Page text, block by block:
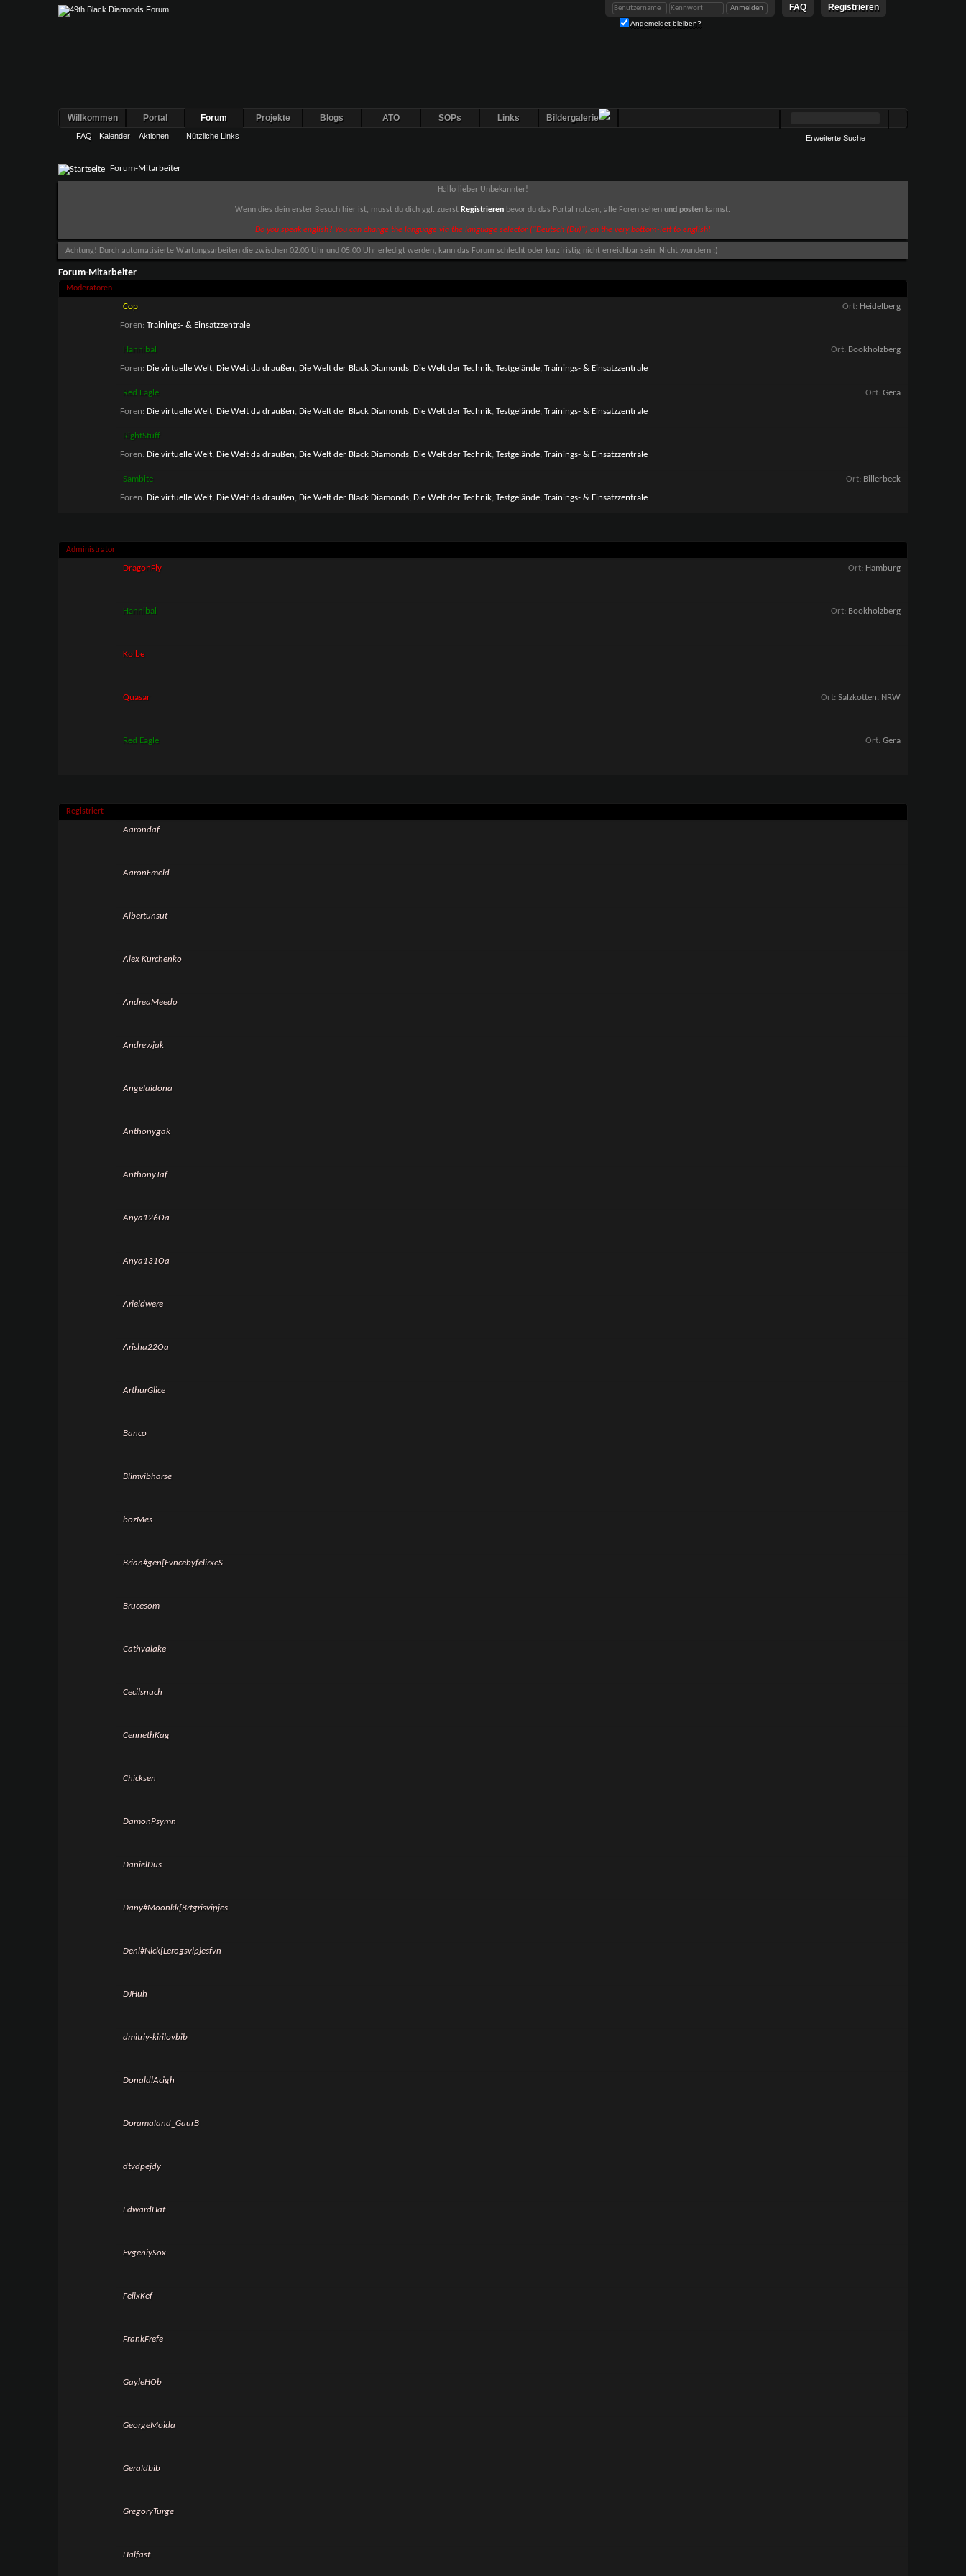
Registrieren
FAQ
Angemeldet bleiben?
Willkommen Portal Forum
FAQ Kalender Aktionen Nützliche Links
Projekte Blogs ATO SOPs Links Bildergalerie
Erweiterte Suche
Forum-Mitarbeiter
Hallo lieber Unbekannter!
Wenn dies dein erster Besuch hier ist, musst du dich ggf. zuerst Registrieren bevor du das Portal nutzen, alle Foren sehenund posten kannst.
Do you speak english? You can change the language via the language selector ("Deutsch (Du)") on the very bottom-left to english!
Achtung! Durch automatisierte Wartungsarbeiten die zwischen 02.00 Uhr und 05.00 Uhr erledigt werden, kann das Forum schlecht oder kurzfristig nicht erreichbar sein. Nicht wundern :)
Forum-Mitarbeiter
Moderatoren
Ort Heidelberg
Cop
Foren: Trainings- & Einsatzzentrale
Ort Bookholzberg
Hannibal
Foren: Die virtuelle Welt Die Welt da draußen Die Welt der Black Diamonds Die Welt der Technik Testgelände Trainings- & Einsatzzentrale
Ort Gera
Red Eagle
Foren: Die virtuelle Welt Die Welt da draußen Die Welt der Black Diamonds Die Welt der Technik Testgelände Trainings- & Einsatzzentrale
RightStuff
Foren: Die virtuelle Welt Die Welt da draußen Die Welt der Black Diamonds Die Welt der Technik Testgelände Trainings- & Einsatzzentrale
Ort Billerbeck
Sambite
Foren: Die virtuelle Welt Die Welt da draußen Die Welt der Black Diamonds Die Welt der Technik Testgelände Trainings- & Einsatzzentrale
Administrator
Ort Hamburg
DragonFly
Ort Bookholzberg
Hannibal
Kolbe
Ort Salzkotten. NRW
Quasar
Ort Gera
Red Eagle
Registriert
Aarondaf
AaronEmeld
Albertunsut
Alex Kurchenko
AndreaMeedo
Andrewjak
Angelaidona
Anthonygak
AnthonyTaf
Anya126Oa
Anya131Oa
Arieldwere
Arisha22Oa
ArthurGlice
Banco
Blimvibharse
bozMes
Brian#gen[EvncebyfelirxeS
Brucesom
Cathyalake
Cecilsnuch
CennethKag
Chicksen
DamonPsymn
DanielDus
Dany#Moonkk[Brtgrisvipjes
Denl#Nick[Lerogsvipjesfvn
DJHuh
dmitriy-kirilovbib
DonaldlAcigh
Doramaland_GaurB
dtvdpejdy
EdwardHat
EvgeniySox
FelixKef
FrankFrefe
GayleHOb
GeorgeMoida
Geraldbib
GregoryTurge
Halfast